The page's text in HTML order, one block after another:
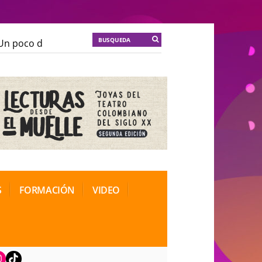
poco de locura para la cordura
Soma
Soma
de Teatro Rosa
FORMACIÓN VIDEO
TikTok